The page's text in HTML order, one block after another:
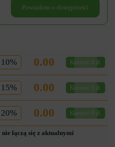
Powiadom o dostępności
10% 0.00 Korzyść 0 zł.
15% 0.00 Korzyść 0 zł.
20% 0.00 Korzyść 0 zł.
łączą się z aktualnymi